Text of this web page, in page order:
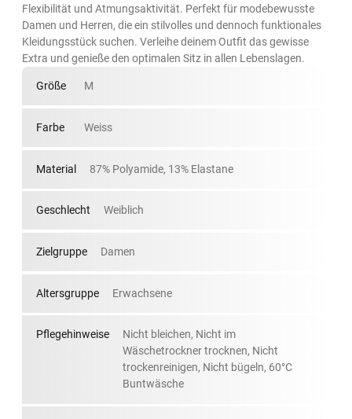
Flexibilität und Atmungsaktivität. Perfekt für modebewusste
Damen und Herren, die ein stilvolles und dennoch funktionales
Kleidungsstück suchen. Verleihe deinem Outfit das gewisse
Extra und genieße den optimalen Sitz in allen Lebenslagen.
Größe M
Farbe Weiss
Material 87% Polyamide, 13% Elastane
Geschlecht Weiblich
Zielgruppe Damen
Altersgruppe Erwachsene
Pflegehinweise
Nicht bleichen, Nicht im
Wäschetrockner trocknen, Nicht
trockenreinigen, Nicht bügeln, 60°C
Buntwäsche